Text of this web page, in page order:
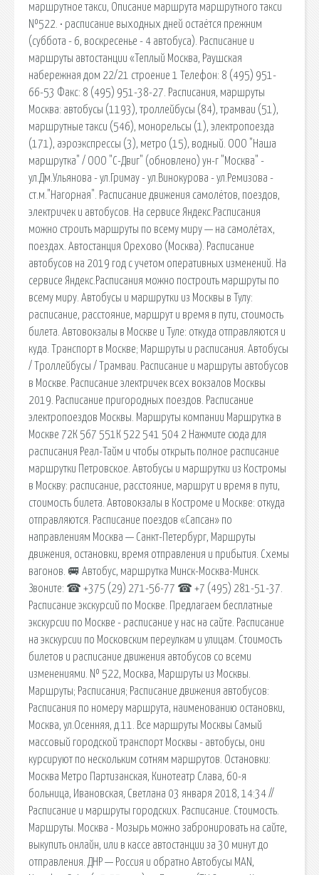
маршрутное такси, Описание маршрута маршрутного такси
№522. • расписание выходных дней остаётся прежним
(суббота - 6, воскресенье - 4 автобуса). Расписание и
маршруты автостанции «Теплый Москва, Раушская
набережная дом 22/21 строение 1 Телефон: 8 (495) 951-
66-53 Факс: 8 (495) 951-38-27. Расписания, маршруты
Москва: автобусы (1193), троллейбусы (84), трамваи (51),
маршрутные такси (546), монорельсы (1), электропоезда
(171), аэроэкспрессы (3), метро (15), водный. ООО "Наша
маршрутка" / ООО "С-Двиг" (обновлено) ун-г "Москва" -
ул.Дм.Ульянова - ул.Гримау - ул.Винокурова - ул.Ремизова -
ст.м."Нагорная". Расписание движения самолётов, поездов,
электричек и автобусов. На сервисе Яндекс.Расписания
можно строить маршруты по всему миру — на самолётах,
поездах. Автостанция Орехово (Москва). Расписание
автобусов на 2019 год с учетом оперативных изменений. На
сервисе Яндекс.Расписания можно построить маршруты по
всему миру. Автобусы и маршрутки из Москвы в Тулу:
расписание, расстояние, маршрут и время в пути, стоимость
билета. Автовокзалы в Москве и Туле: откуда отправляются и
куда. Транспорт в Москве; Маршруты и расписания. Автобусы
/ Троллейбусы / Трамваи. Расписание и маршруты автобусов
в Москве. Расписание электричек всех вокзалов Москвы
2019. Расписание пригородных поездов. Расписание
электропоездов Москвы. Маршруты компании Маршрутка в
Москве 72К 567 551К 522 541 504 2 Нажмите сюда для
расписания Реал-Тайм и чтобы открыть полное расписание
маршрутки Петровское. Автобусы и маршрутки из Костромы
в Москву: расписание, расстояние, маршрут и время в пути,
стоимость билета. Автовокзалы в Костроме и Москве: откуда
отправляются. Расписание поездов «Сапсан» по
направлениям Москва — Санкт-Петербург, Маршруты
движения, остановки, время отправления и прибытия. Схемы
вагонов. 🚐 Автобус, маршрутка Минск-Москва-Минск.
Звоните: ☎ ‎+375 (29) 271-56-77 ☎ ‎+7 (495) 281-51-37.
Расписание экскурсий по Москве. Предлагаем бесплатные
экскурсии по Москве - расписание у нас на сайте. Расписание
на экскурсии по Московским переулкам и улицам. Стоимость
билетов и расписание движения автобусов со всеми
изменениями. № 522, Москва, Маршруты из Москвы.
Маршруты; Расписания; Расписание движения автобусов:
Расписания по номеру маршрута, наименованию остановки,
Москва, ул.Осенняя, д.11. Все маршруты Москвы Самый
массовый городской транспорт Москвы - автобусы, они
курсируют по нескольким сотням маршрутов. Остановки:
Москва Метро Партизанская, Кинотеатр Слава, 60-я
бoльницa, Ивановская, Светлана 03 января 2018, 14:34 //
Расписание и маршруты городских. Расписание. Стоимость.
Маршруты. Москва - Мозырь можно забронировать на сайте,
выкупить онлайн, или в кассе автостанции за 30 минут до
отправления. ДНР — Россия и обратно Автобусы MAN,